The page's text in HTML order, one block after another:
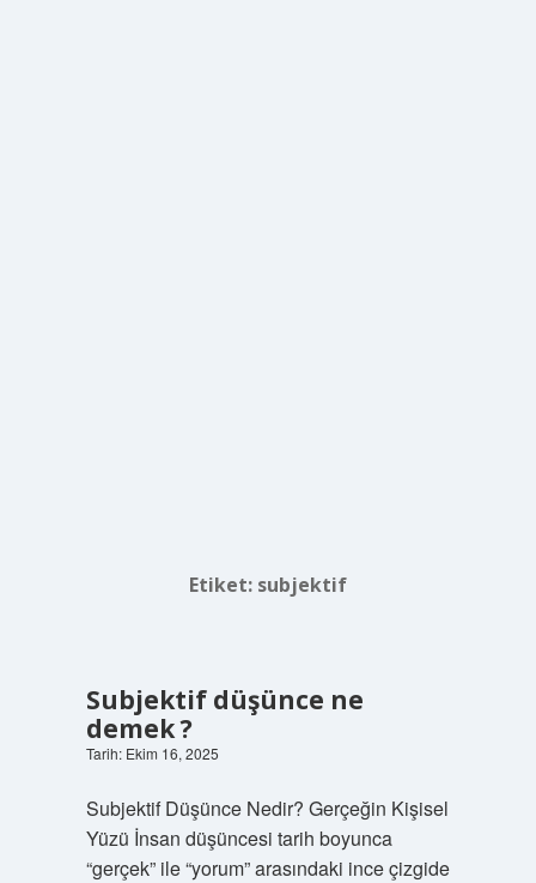
Etiket: subjektif
Subjektif düşünce ne
demek ?
Tarih: Ekim 16, 2025
Subjektif Düşünce Nedir? Gerçeğin Kişisel
Yüzü İnsan düşüncesi tarih boyunca
“gerçek” ile “yorum” arasındaki ince çizgide